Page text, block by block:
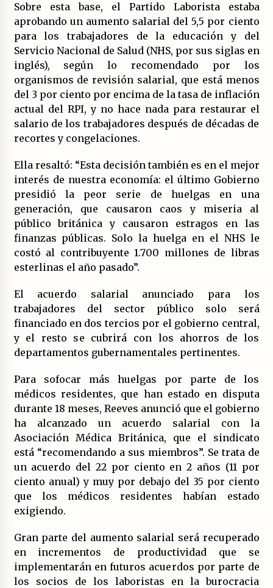
Sobre esta base, el Partido Laborista estaba
aprobando un aumento salarial del 5,5 por ciento
para los trabajadores de la educación y del
Servicio Nacional de Salud (NHS, por sus siglas en
inglés), según lo recomendado por los
organismos de revisión salarial, que está menos
del 3 por ciento por encima de la tasa de inflación
actual del RPI, y no hace nada para restaurar el
salario de los trabajadores después de décadas de
recortes y congelaciones.
Ella resaltó: “Esta decisión también es en el mejor
interés de nuestra economía: el último Gobierno
presidió la peor serie de huelgas en una
generación, que causaron caos y miseria al
público británica y causaron estragos en las
finanzas públicas. Solo la huelga en el NHS le
costó al contribuyente 1.700 millones de libras
esterlinas el año pasado”.
El acuerdo salarial anunciado para los
trabajadores del sector público solo será
financiado en dos tercios por el gobierno central,
y el resto se cubrirá con los ahorros de los
departamentos gubernamentales pertinentes.
Para sofocar más huelgas por parte de los
médicos residentes, que han estado en disputa
durante 18 meses, Reeves anunció que el gobierno
ha alcanzado un acuerdo salarial con la
Asociación Médica Británica, que el sindicato
está “recomendando a sus miembros”. Se trata de
un acuerdo del 22 por ciento en 2 años (11 por
ciento anual) y muy por debajo del 35 por ciento
que los médicos residentes habían estado
exigiendo.
Gran parte del aumento salarial será recuperado
en incrementos de productividad que se
implementarán en futuros acuerdos por parte de
los socios de los laboristas en la burocracia